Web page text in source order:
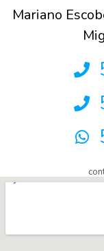
Mariano